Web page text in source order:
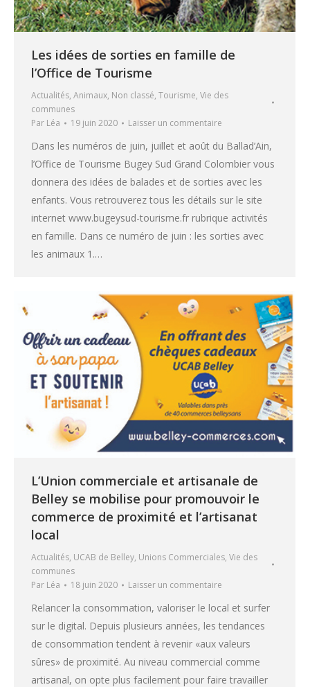
Les idées de sorties en famille de
l’Office de Tourisme
Actualités, Animaux, Non classé, Tourisme, Vie des
communes
Par Léa 19 juin 2020 Laisser un commentaire
Dans les numéros de juin, juillet et août du Ballad’Ain,
l’Office de Tourisme Bugey Sud Grand Colombier vous
donnera des idées de balades et de sorties avec les
enfants. Vous retrouverez tous les détails sur le site
internet www.bugeysud-tourisme.fr rubrique activités
en famille. Dans ce numéro de juin : les sorties avec
les animaux 1.…
L’Union commerciale et artisanale de
Belley se mobilise pour promouvoir le
commerce de proximité et l’artisanat
local
Actualités, UCAB de Belley, Unions Commerciales, Vie des
communes
Par Léa 18 juin 2020 Laisser un commentaire
Relancer la consommation, valoriser le local et surfer
sur le digital. Depuis plusieurs années, les tendances
de consommation tendent à revenir «aux valeurs
sûres» de proximité. Au niveau commercial comme
artisanal, on opte plus facilement pour faire travailler